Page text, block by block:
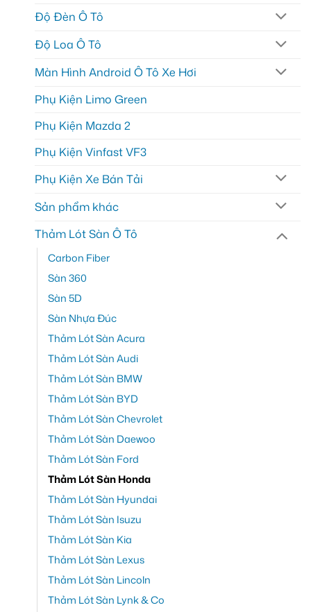
Độ Đèn Ô Tô
Độ Loa Ô Tô
Màn Hình Android Ô Tô Xe Hơi
Phụ Kiện Limo Green
Phụ Kiện Mazda 2
Phụ Kiện Vinfast VF3
Phụ Kiện Xe Bán Tải
Sản phẩm khác
Thảm Lót Sàn Ô Tô
Carbon Fiber
Sàn 360
Sàn 5D
Sàn Nhựa Đúc
Thảm Lót Sàn Acura
Thảm Lót Sàn Audi
Thảm Lót Sàn BMW
Thảm Lót Sàn BYD
Thảm Lót Sàn Chevrolet
Thảm Lót Sàn Daewoo
Thảm Lót Sàn Ford
Thảm Lót Sàn Honda
Thảm Lót Sàn Hyundai
Thảm Lót Sàn Isuzu
Thảm Lót Sàn Kia
Thảm Lót Sàn Lexus
Thảm Lót Sàn Lincoln
Thảm Lót Sàn Lynk & Co